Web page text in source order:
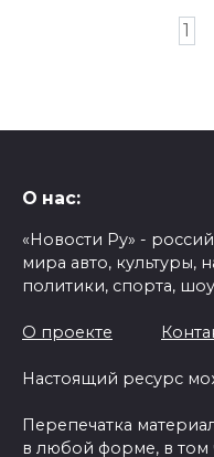
1
О нас:
«Новости Ру» -
мира авто, культуры,
политики, спорта,
О проекте
Настоящий ресурс
Перепечатка
в любой форме, в